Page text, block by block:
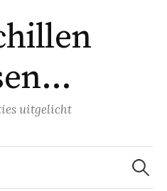
uitgelicht
Zoeken
naar: